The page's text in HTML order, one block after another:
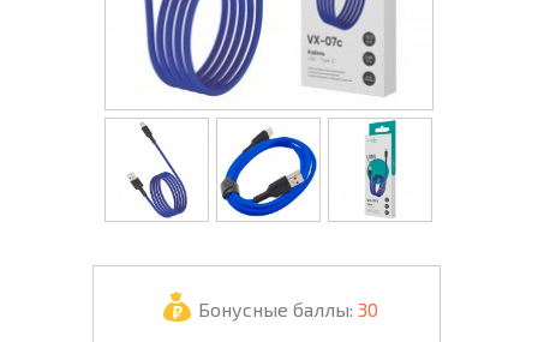
Бонусные баллы: 30